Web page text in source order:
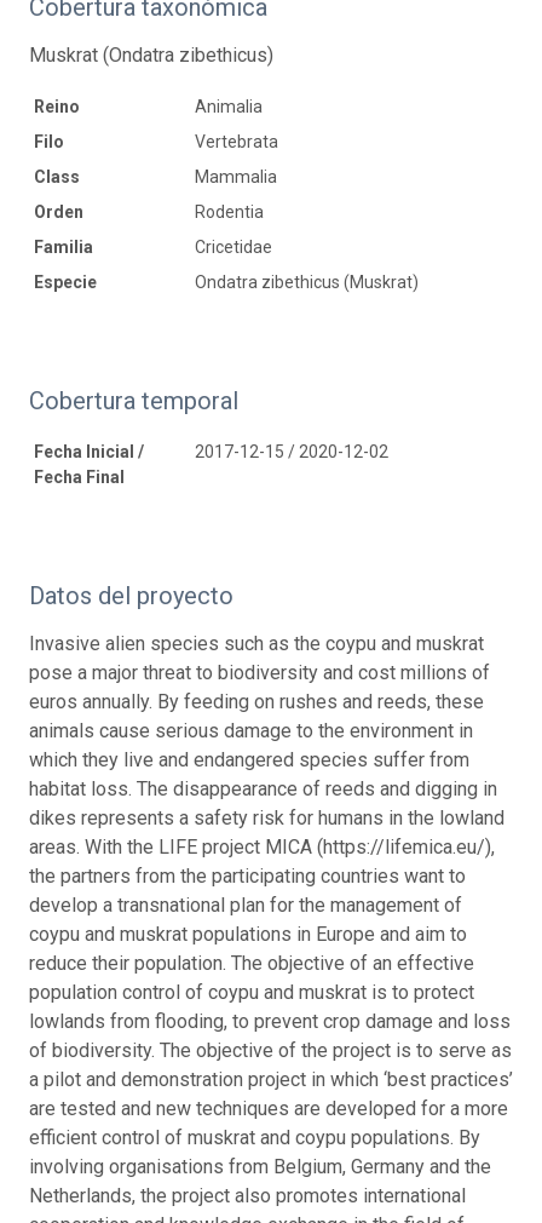
Cobertura taxonómica
Muskrat (Ondatra zibethicus)
Reino
Animalia
Filo
Vertebrata
Class
Mammalia
Orden
Rodentia
Familia
Cricetidae
Especie
Ondatra zibethicus (Muskrat)
Cobertura temporal
Fecha Inicial /
Fecha Final
2017-12-15 / 2020-12-02
Datos del proyecto
Invasive alien species such as the coypu and muskrat
pose a major threat to biodiversity and cost millions of
euros annually. By feeding on rushes and reeds, these
animals cause serious damage to the environment in
which they live and endangered species suffer from
habitat loss. The disappearance of reeds and digging in
dikes represents a safety risk for humans in the lowland
areas. With the LIFE project MICA (https://lifemica.eu/),
the partners from the participating countries want to
develop a transnational plan for the management of
coypu and muskrat populations in Europe and aim to
reduce their population. The objective of an effective
population control of coypu and muskrat is to protect
lowlands from flooding, to prevent crop damage and loss
of biodiversity. The objective of the project is to serve as
a pilot and demonstration project in which ‘best practices’
are tested and new techniques are developed for a more
efficient control of muskrat and coypu populations. By
involving organisations from Belgium, Germany and the
Netherlands, the project also promotes international